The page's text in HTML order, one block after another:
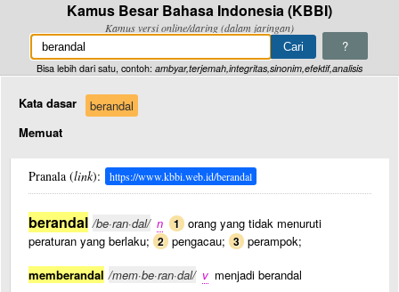
Kamus Besar Bahasa Indonesia (KBBI)
Kamus versi online/daring (dalam jaringan)
?
Bisa lebih dari satu, contoh: ambyar,terjemah,integritas,sinonim,efektif,analisis
Kata dasar
berandal
Memuat
Pranala (link): https://www.kbbi.web.id/berandal
berandal /be·ran·dal/ n 1 orang yang tidak menuruti
peraturan yang berlaku; 2 pengacau; 3 perampok;
memberandal /mem·be·ran·dal/ v menjadi berandal